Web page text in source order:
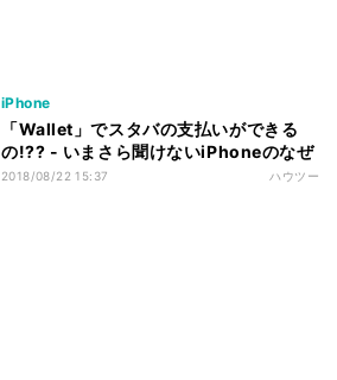
iPhone
「Wallet」でスタバの支払いができる
の!?? - いまさら聞けないiPhoneのなぜ
2018/08/22 15:37 ハウツー